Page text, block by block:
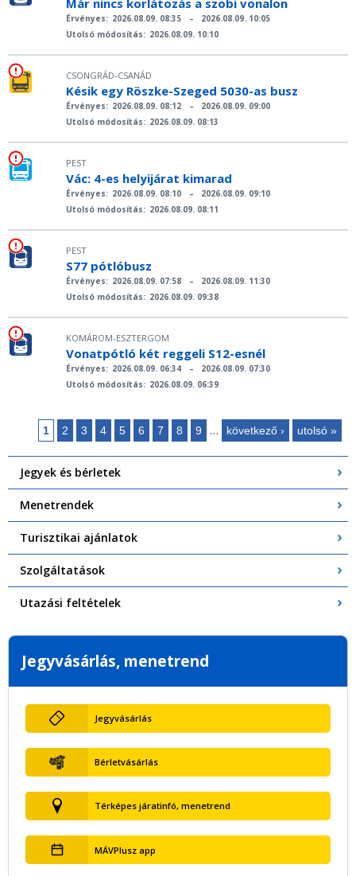
Már nincs korlátozás a szobi vonalon
Érvényes: 2026.08.09. 08:35 –
2026.08.09. 10:05
Utolsó módosítás: 2026.08.09. 10:10
CSONGRÁD-CSANÁD
Késik egy Röszke-Szeged 5030-as busz
Érvényes: 2026.08.09. 08:12 –
2026.08.09. 09:00
Utolsó módosítás: 2026.08.09. 08:13
PEST
Vác: 4-es helyijárat kimarad
Érvényes: 2026.08.09. 08:10 –
2026.08.09. 09:10
Utolsó módosítás: 2026.08.09. 08:11
PEST
S77 pótlóbusz
Érvényes: 2026.08.09. 07:58 –
2026.08.09. 11:30
Utolsó módosítás: 2026.08.09. 09:38
KOMÁROM-ESZTERGOM
Vonatpótló két reggeli S12-esnél
Érvényes: 2026.08.09. 06:34 –
2026.08.09. 07:30
Utolsó módosítás: 2026.08.09. 06:39
1 2 3 4 5 6 7 8 9 … következő › utolsó »
Jegyek és bérletek
Menetrendek
Turisztikai ajánlatok
Szolgáltatások
Utazási feltételek
Jegyvásárlás, menetrend
Jegyvásárlás
Bérletvásárlás
Térképes járatinfó, menetrend
MÁVPlusz app